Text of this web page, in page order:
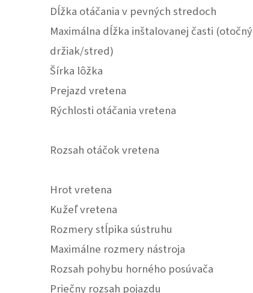
Dĺžka otáčania v pevných stredoch
Maximálna dĺžka inštalovanej časti (otočný
držiak/stred)
Šírka lôžka
Prejazd vretena
Rýchlosti otáčania vretena
Rozsah otáčok vretena
Hrot vretena
Kužeľ vretena
Rozmery stĺpika sústruhu
Maximálne rozmery nástroja
Rozsah pohybu horného posúvača
Priečny rozsah pojazdu